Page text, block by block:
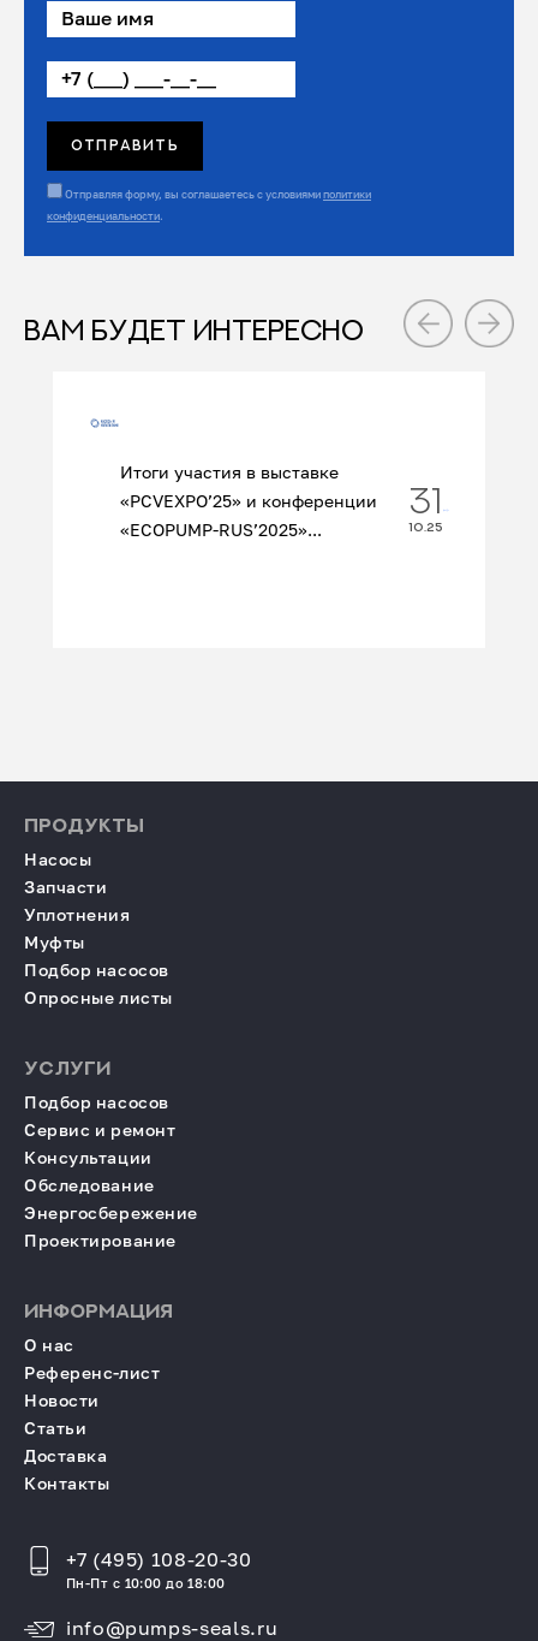
Отправляя форму, вы соглашаетесь с условиямиполитики
конфиденциальности.
ВАМ БУДЕТ ИНТЕРЕСНО
Итоги участия в выставке
«PCVEXPO’25» и конференции
«ECOPUMP‑RUS’2025»...
31
10.25
ПРОДУКТЫ
Насосы
Запчасти
Уплотнения
Муфты
Подбор насосов
Опросные листы
УСЛУГИ
Подбор насосов
Сервис и ремонт
Консультации
Обследование
Энергосбережение
Проектирование
ИНФОРМАЦИЯ
О нас
Референс-лист
Новости
Статьи
Доставка
Контакты
+7 (495) 108-20-30
Пн-Пт с 10:00 до 18:00
info@pumps-seals.ru